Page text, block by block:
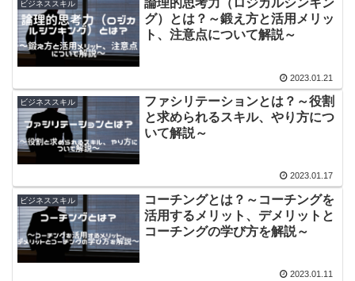
ビジネススキル
論理的思考力（ロジカルシンキン
グ）とは？～鍛え方と活用メリッ
ト、注意点について解説～
2023.01.21
ビジネススキル
ファシリテーションとは？～役割
と求められるスキル、やり方につ
いて解説～
2023.01.17
ビジネススキル
コーチングとは？～コーチングを
活用するメリット、デメリットと
コーチングの学び方を解説～
2023.01.11